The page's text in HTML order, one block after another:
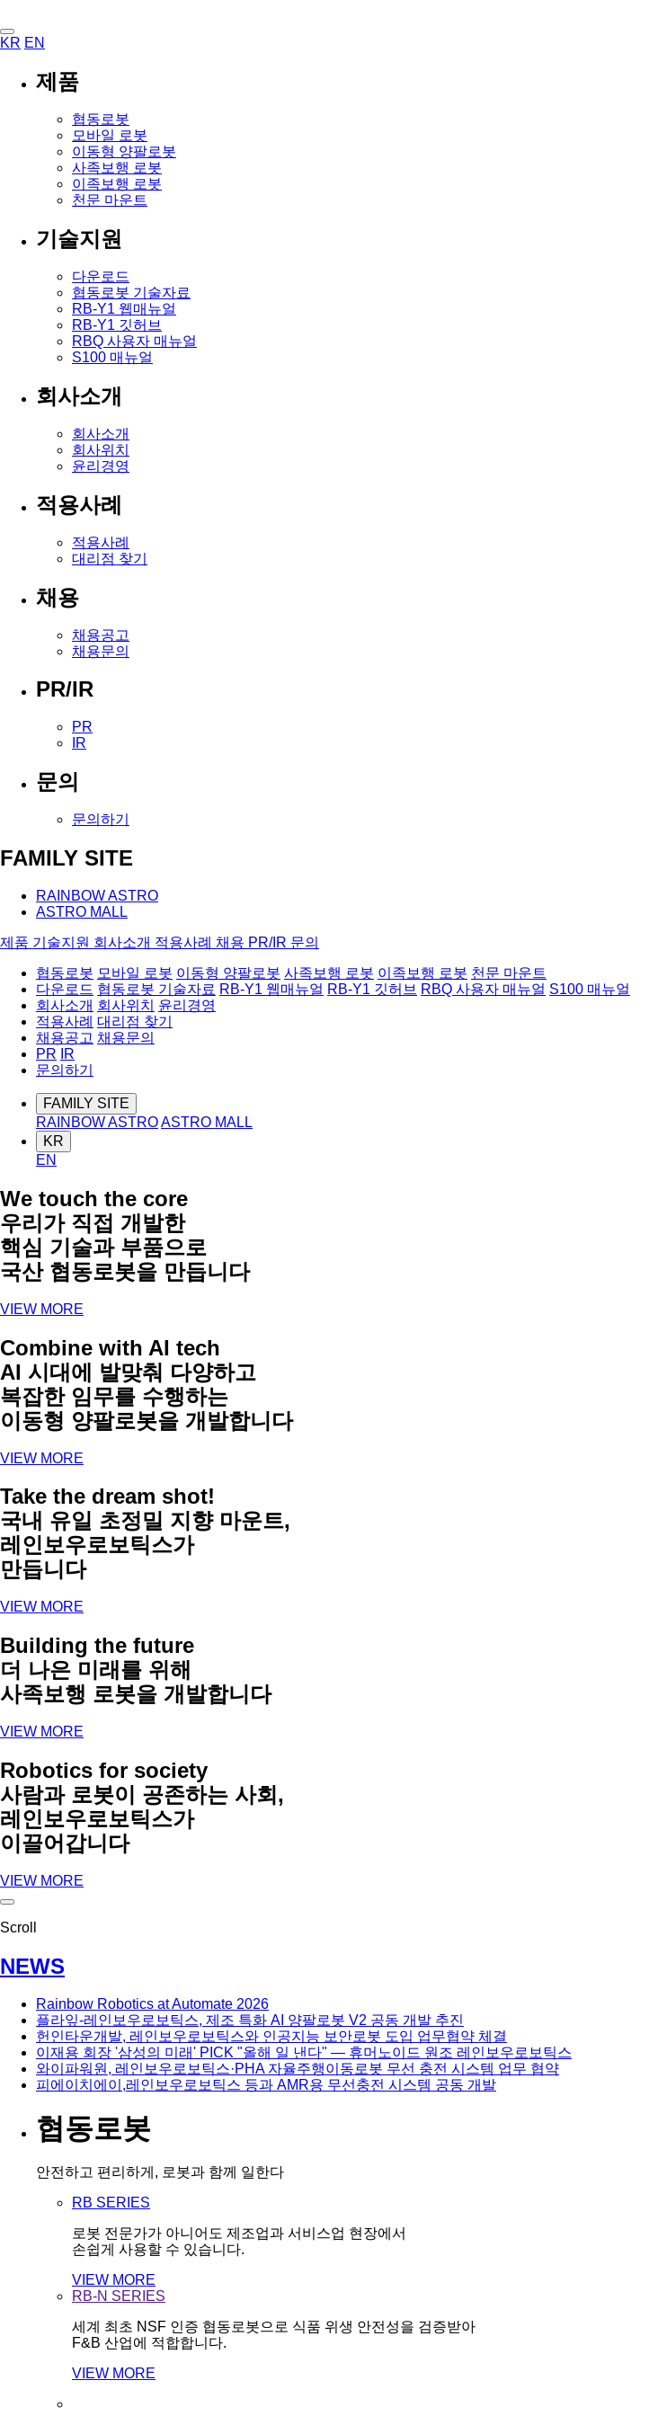
KR EN
제품
협동로봇
모바일 로봇
이동형 양팔로봇
사족보행 로봇
이족보행 로봇
천문 마운트
기술지원
다운로드
협동로봇 기술자료
RB-Y1 웹매뉴얼
RB-Y1 깃허브
RBQ 사용자 매뉴얼
S100 매뉴얼
회사소개
회사소개
회사위치
윤리경영
적용사례
적용사례
대리점 찾기
채용
채용공고
채용문의
PR/IR
PR
IR
문의
문의하기
FAMILY SITE
RAINBOW ASTRO
ASTRO MALL
제품 기술지원 회사소개 적용사례 채용 PR/IR 문의
협동로봇 모바일 로봇 이동형 양팔로봇 사족보행 로봇 이족보행 로봇 천문 마운트
다운로드 협동로봇 기술자료 RB-Y1 웹매뉴얼 RB-Y1 깃허브 RBQ 사용자 매뉴얼 S100 매뉴얼
회사소개 회사위치
윤리경영
적용사례 대리점 찾기
채용공고 채용문의
PR
IR
문의하기
FAMILY SITE
RAINBOW ASTROASTRO MALL
KR
EN
We touch the core
우리가 직접 개발한
핵심 기술과 부품으로
국산 협동로봇을 만듭니다
VIEW MORE
Combine with AI tech
AI 시대에 발맞춰 다양하고
복잡한 임무를 수행하는
이동형 양팔로봇을 개발합니다
VIEW MORE
Take the dream shot!
국내 유일 초정밀 지향 마운트,
레인보우로보틱스가
만듭니다
VIEW MORE
Building the future
더 나은 미래를 위해
사족보행 로봇을 개발합니다
VIEW MORE
Robotics for society
사람과 로봇이 공존하는 사회,
레인보우로보틱스가
이끌어갑니다
VIEW MORE
Scroll
NEWS
Rainbow Robotics at Automate 2026
플라잎-레인보우로보틱스, 제조 특화 AI 양팔로봇 V2 공동 개발 추진
헌인타운개발, 레인보우로보틱스와 인공지능 보안로봇 도입 업무협약 체결
이재용 회장 '삼성의 미래' PICK "올해 일 낸다" — 휴머노이드 원조 레인보우로보틱스
와이파워원, 레인보우로보틱스·PHA 자율주행이동로봇 무선 충전 시스템 업무 협약
피에이치에이,레인보우로보틱스 등과 AMR용 무선충전 시스템 공동 개발
협동로봇
안전하고 편리하게, 로봇과 함께 일한다
RB SERIES
로봇 전문가가 아니어도 제조업과 서비스업 현장에서
손쉽게 사용할 수 있습니다.
VIEW MORE
RB-N SERIES
세계 최초 NSF 인증 협동로봇으로 식품 위생 안전성을 검증받아
F&B 산업에 적합합니다.
VIEW MORE